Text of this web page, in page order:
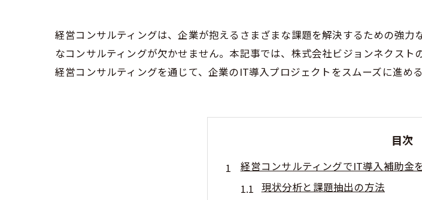
経営コンサルティングは、企業が抱えるさまざまな課題を解決するための強
なコンサルティングが欠かせません。本記事では、株式会社ビジョンネクスト
経営コンサルティングを通じて、企業のIT導入プロジェクトをスムーズに進め
目次
経営コンサルティングでIT導入補助金
現状分析と課題抽出の方法